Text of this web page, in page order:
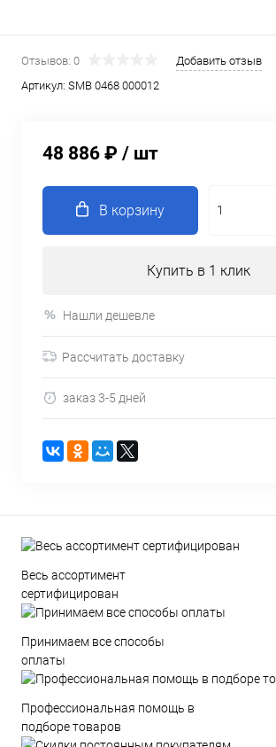
Отзывов: 0
Добавить отзыв
Артикул: SMB 0468 000012
48 886 ₽ / шт
В корзину
Купить в 1 клик
Нашли дешевле
Рассчитать доставку
заказ 3-5 дней
Весь ассортимент
сертифицирован
Принимаем все способы
оплаты
Профессиональная помощь в
подборе товаров